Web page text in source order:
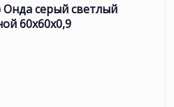
Онда серый светлый
60x60x0,9